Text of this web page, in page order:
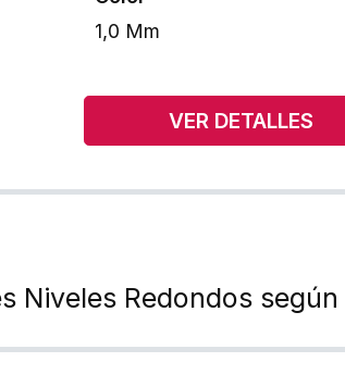
1,0 Mm
VER DETALLES
Niveles Redondos